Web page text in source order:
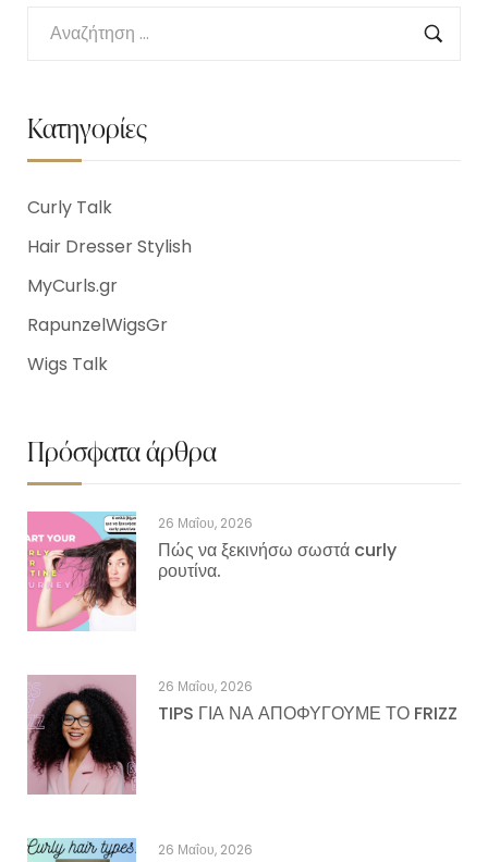
Κατηγορίες
Curly Talk
Hair Dresser Stylish
MyCurls.gr
RapunzelWigsGr
Wigs Talk
Πρόσφατα άρθρα
26 Μαΐου, 2026
Πώς να ξεκινήσω σωστά curly
ρουτίνα.
26 Μαΐου, 2026
TIPS ΓΙΑ ΝΑ ΑΠΟΦΥΓΟΥΜΕ ΤΟ FRIZZ
26 Μαΐου, 2026